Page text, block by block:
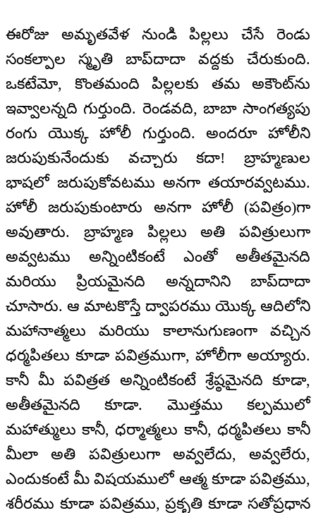
ఈరోజు అమృతవేళ నుండి పిల్లలు చేసే రెండు
సంకల్పాల స్మృతి బాప్‌దాదా వద్దకు చేరుకుంది.
ఒకటేమో, కొంతమంది పిల్లలకు తమ అకౌంట్‌ను
ఇవ్వాలన్నది గుర్తుంది. రెండవది, బాబా సాంగత్యపు
రంగు యొక్క హోలీ గుర్తుంది. అందరూ హోలీని
జరుపుకునేందుకు వచ్చారు కదా! బ్రాహ్మణుల
భాషలో జరుపుకోవటము అనగా తయారవ్వటము.
హోలీ జరుపుకుంటారు అనగా హోలీ (పవిత్రం)గా
అవుతారు. బ్రాహ్మణ పిల్లలు అతి పవిత్రులుగా
అవ్వటము అన్నింటికంటే ఎంతో అతీతమైనది
మరియు ప్రియమైనది అన్నదానిని బాప్‌దాదా
చూసారు. ఆ మాటకొస్తే ద్వాపరము యొక్క ఆదిలోని
మహానాత్మలు మరియు కాలానుగుణంగా వచ్చిన
ధర్మపితలు కూడా పవిత్రముగా, హోలీగా అయ్యారు.
కానీ మీ పవిత్రత అన్నింటికంటే శ్రేష్ఠమైనది కూడా,
అతీతమైనది కూడా. మొత్తము కల్పములో
మహాత్ములు కానీ, ధర్మాత్మలు కానీ, ధర్మపితలు కానీ
మీలా అతి పవిత్రులుగా అవ్వలేదు, అవ్వలేరు,
ఎందుకంటే మీ విషయములో ఆత్మ కూడా పవిత్రము,
శరీరము కూడా పవిత్రము, ప్రకృతి కూడా సతోప్రధాన